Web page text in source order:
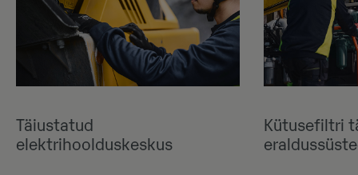
Täiustatud
elektrihoolduskeskus
Kütusefiltri